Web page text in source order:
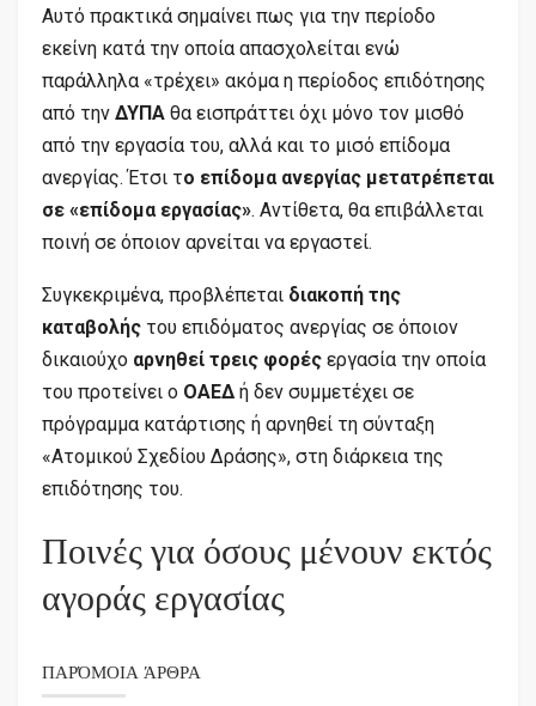
Αυτό πρακτικά σημαίνει πως για την περίοδο
εκείνη κατά την οποία απασχολείται ενώ
παράλληλα «τρέχει» ακόμα η περίοδος επιδότησης
από την ΔΥΠΑ θα εισπράττει όχι μόνο τον μισθό
από την εργασία του, αλλά και το μισό επίδομα
ανεργίας. Έτσι το επίδομα ανεργίας μετατρέπεται
σε «επίδομα εργασίας». Aντίθετα, θα επιβάλλεται
ποινή σε όποιον αρνείται να εργαστεί.
Συγκεκριμένα, προβλέπεται διακοπή της
καταβολής του επιδόματος ανεργίας σε όποιον
δικαιούχο αρνηθεί τρεις φορές εργασία την οποία
του προτείνει ο ΟΑΕΔ ή δεν συμμετέχει σε
πρόγραμμα κατάρτισης ή αρνηθεί τη σύνταξη
«Ατομικού Σχεδίου Δράσης», στη διάρκεια της
επιδότησης του.
Ποινές για όσους μένουν εκτός
αγοράς εργασίας
ΠΑΡΌΜΟΙΑ ΆΡΘΡΑ